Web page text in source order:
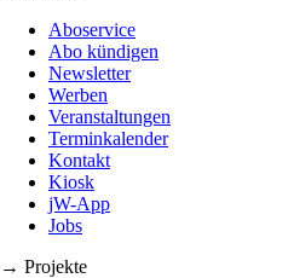
Aboservice
Abo kündigen
Newsletter
Werben
Veranstaltungen
Terminkalender
Kontakt
Kiosk
jW-App
Jobs
→ Projekte